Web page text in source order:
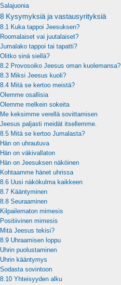
Salajuonia
8 Kysymyksiä ja vastausyrityksiä
8.1 Kuka tappoi Jeesuksen?
Roomalaiset vai juutalaiset?
Jumalako tappoi tai tapatti?
Olitko sinä siellä?
8.2 Provosoiko Jeesus oman kuolemansa?
8.3 Miksi Jeesus kuoli?
8.4 Mitä se kertoo meistä?
Olemme osallisia
Olemme melkein sokeita
Me keksimme verellä sovittamisen
Jeesus paljasti meidät itsellemme.
8.5 Mitä se kertoo Jumalasta?
Hän on uhrautuva
Hän on väkivallaton
Hän on Jeesuksen näköinen
Kohtaamme hänet uhrissa
8.6 Uusi näkökulma kaikkeen
8.7 Kääntyminen
8.8 Seuraaminen
Kilpailematon mimesis
Positiivinen mimesis
Mitä Jeesus tekisi?
8.9 Uhraamisen loppu
Uhrin puolustaminen
Uhrin kääntymys
Sodasta sovintoon
8.10 Yhteisyyden alku